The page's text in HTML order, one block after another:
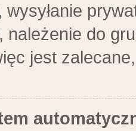
wysyłanie
należenie do
jest